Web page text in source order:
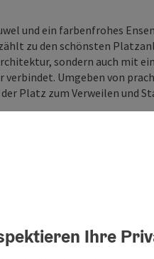
und ein farbenfrohes
zu den schönsten
sondern auch mit
Umgeben von
Platz zum Verweilen und
Häusern, üben auch
von Geschichte und
Ihre